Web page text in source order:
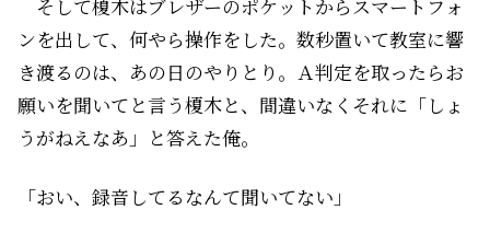
そして榎木はブレザーのポケットからスマートフォ
ンを出して、何やら操作をした。数秒置いて教室に響
き渡るのは、あの日のやりとり。Ａ判定を取ったらお
願いを聞いてと言う榎木と、間違いなくそれに「しょ
うがねえなあ」と答えた俺。
「おい、録音してるなんて聞いてない」